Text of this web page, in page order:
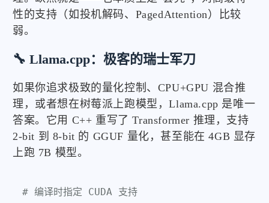
性的支持（如投机解码、PagedAttention）比较
弱。
🔧 Llama.cpp：极客的瑞士军刀
如果你追求极致的量化控制、CPU+GPU 混合推
理，或者想在树莓派上跑模型，Llama.cpp 是唯一
答案。它用 C++ 重写了 Transformer 推理，支持
2-bit 到 8-bit 的 GGUF 量化，甚至能在 4GB 显存
上跑 7B 模型。
# 编译时指定 CUDA 支持